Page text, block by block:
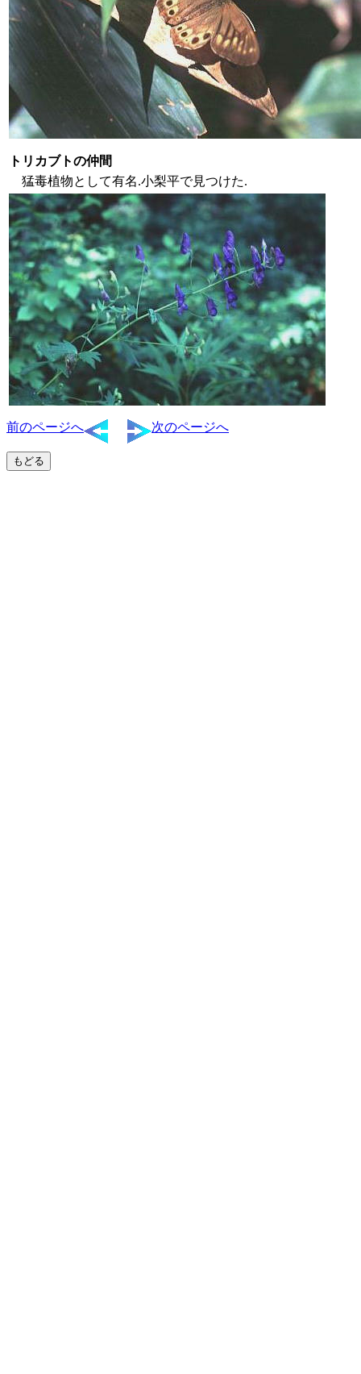
トリカブトの仲間
猛毒植物として有名.小梨平で見つけた.
前のページへ 次のページへ